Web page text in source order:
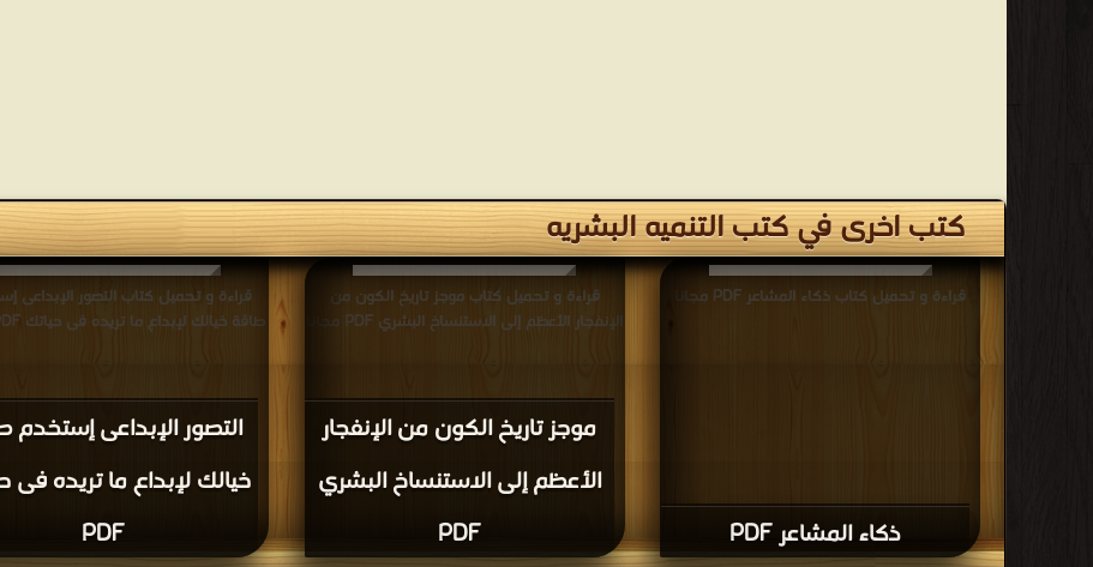
كتب اخرى في كتب التنميه البشريه
التصور الإبداعى إستخدم
خيالك لإبداع ما تريده فى
PDF
قراءة و تحميل كتاب التصور الإبداعى
طاقة خيالك لإبداع ما تريده فى حياتك PDF مجانا
موجز تاريخ الكون من الإنفجار
الأعظم إلى الاستنساخ البشري
PDF
قراءة و تحميل كتاب موجز تاريخ الكون من
الإنفجار الأعظم إلى الاستنساخ البشري PDF مجانا
ذكاء المشاعر PDF
قراءة و تحميل كتاب ذكاء المشاعر PDF مجانا